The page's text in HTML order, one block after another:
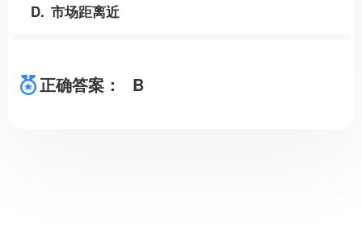
D 市场距离近
正确答案： B